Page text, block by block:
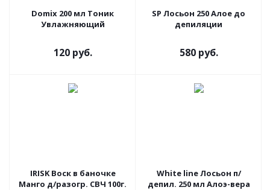
Domix 200 мл Тоник
Увлажняющий
120 руб.
SP Лосьон 250 Алое до
депиляции
580 руб.
IRISK Воск в баночке
Манго д/разогр. СВЧ 100г.
White line Лосьон п/
депил. 250 мл Алоэ-вера